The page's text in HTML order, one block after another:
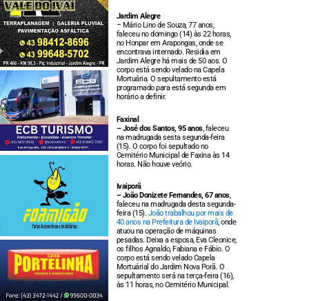
Jardim Alegre
– Mário Lino de Souza, 77 anos,
faleceu no domingo (14) às 22 horas,
no Honpar em Arapongas, onde se
encontrava internado. Residia em
Jardim Alegre há mais de 50 aos. O
corpo está sendo velado na Capela
Mortuária. O sepultamento está
programado para está segunda em
horário a definir.
Faxinal
– José dos Santos, 95 anos, faleceu
na madrugada sesta segunda-feira
(15). O corpo foi sepultado no
Cemitério Municipal de Faxina às 14
horas. Não houve veório.
Ivaiporã
– João Donizete Fernandes, 67 anos,
faleceu na madrugada desta segunda-
feira (15). João trabalhou por mais de
40 anos na Prefeitura de Ivaiporã, onde
atuou na operação de máquinas
pesadas. Deixa a esposa, Eva Cleonice,
os filhos Agnaldo, Fabiana e Fábio. O
corpo está sendo velado Capela
Mortuárial do Jardim Nova Porã. O
sepultamento será na terça-feira (16),
às 11 horas, no Cemitério Municipal.